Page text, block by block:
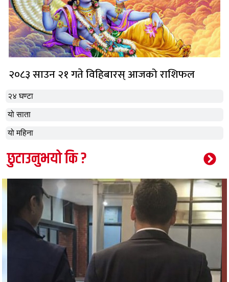
२४ घण्टा
यो साता
यो महिना
२०८३ साउन २१ गते विहिबारस् आजको राशिफल
छुटाउनुभयो कि ?